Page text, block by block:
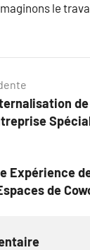
le
Expérience
de